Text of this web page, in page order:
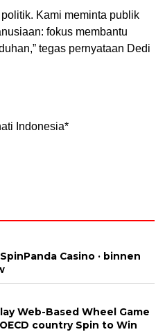
Kami meminta publik
fokus membantu
tegas pernyataan Dedi
Indonesia*
Casino · binnen
Web-Based Wheel Game
country Spin to Win